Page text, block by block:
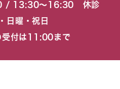
/ 13:30〜16:30 休診
日曜・祝日
付は11:00まで